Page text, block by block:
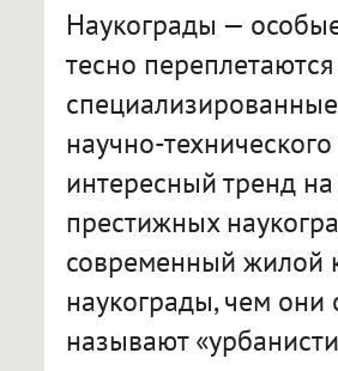
Наукограды —
тесно
научно-
интересный тренд
престижных
современный жилой
наукограды, чем они
называют